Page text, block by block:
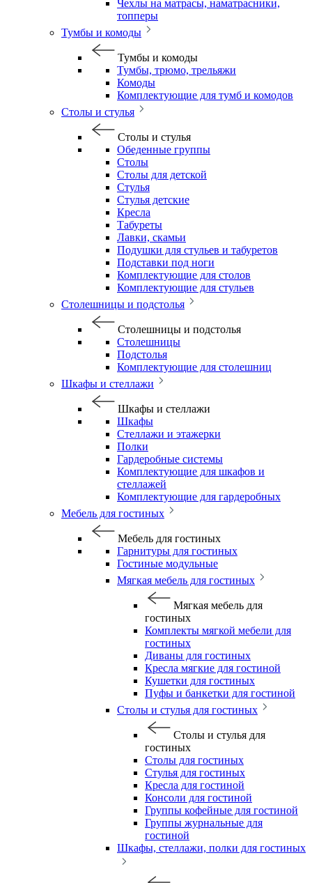
Чехлы на матрасы, наматрасники,
топперы
Тумбы и комоды
Тумбы и комоды
Тумбы, трюмо, трельяжи
Комоды
Комплектующие для тумб и комодов
Столы и стулья
Столы и стулья
Обеденные группы
Столы
Столы для детской
Стулья
Стулья детские
Кресла
Табуреты
Лавки, скамьи
Подушки для стульев и табуретов
Подставки под ноги
Комплектующие для столов
Комплектующие для стульев
Столешницы и подстолья
Столешницы и подстолья
Столешницы
Подстолья
Комплектующие для столешниц
Шкафы и стеллажи
Шкафы и стеллажи
Шкафы
Стеллажи и этажерки
Полки
Гардеробные системы
Комплектующие для шкафов и
стеллажей
Комплектующие для гардеробных
Мебель для гостиных
Мебель для гостиных
Гарнитуры для гостиных
Гостиные модульные
Мягкая мебель для гостиных
Мягкая мебель для
гостиных
Комплекты мягкой мебели для
гостиных
Диваны для гостиных
Кресла мягкие для гостиной
Кушетки для гостиных
Пуфы и банкетки для гостиной
Столы и стулья для гостиных
Столы и стулья для
гостиных
Столы для гостиных
Стулья для гостиных
Кресла для гостиной
Консоли для гостиной
Группы кофейные для гостиной
Группы журнальные для
гостиной
Шкафы, стеллажи, полки для гостиных